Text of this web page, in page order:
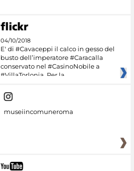
04/10/2018
E' di #Cavaceppi il calco in gesso del
busto dell’imperatore #Caracalla
conservato nel #CasinoNobile a
#VillaTorlonia. Per la
museiincomuneroma